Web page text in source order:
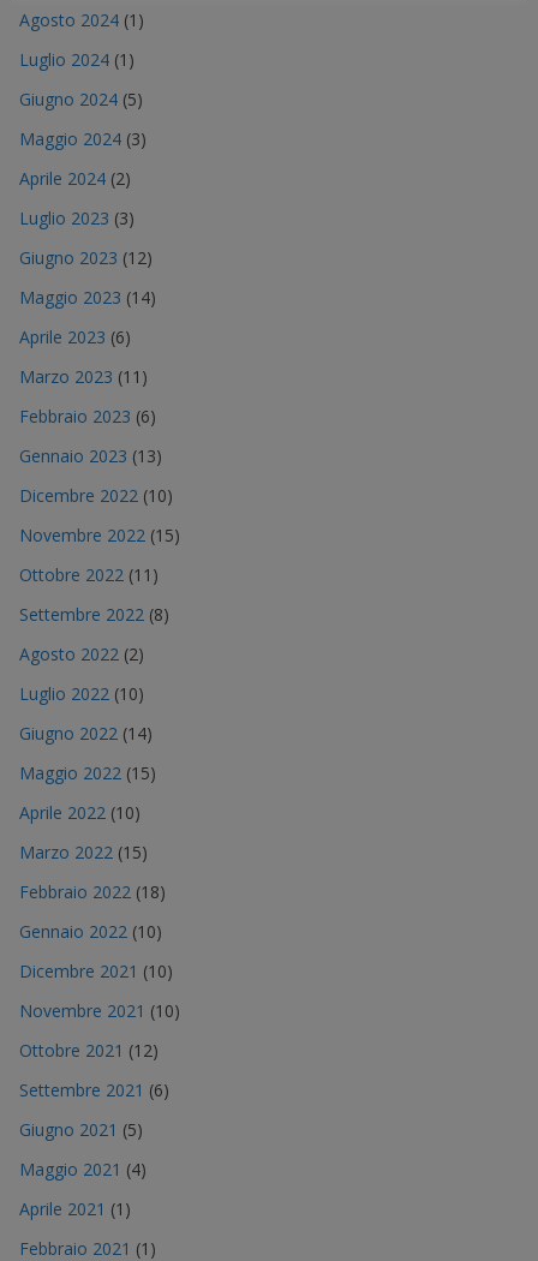
Agosto 2024 (1)
Luglio 2024 (1)
Giugno 2024 (5)
Maggio 2024 (3)
Aprile 2024 (2)
Luglio 2023 (3)
Giugno 2023 (12)
Maggio 2023 (14)
Aprile 2023 (6)
Marzo 2023 (11)
Febbraio 2023 (6)
Gennaio 2023 (13)
Dicembre 2022 (10)
Novembre 2022 (15)
Ottobre 2022 (11)
Settembre 2022 (8)
Agosto 2022 (2)
Luglio 2022 (10)
Giugno 2022 (14)
Maggio 2022 (15)
Aprile 2022 (10)
Marzo 2022 (15)
Febbraio 2022 (18)
Gennaio 2022 (10)
Dicembre 2021 (10)
Novembre 2021 (10)
Ottobre 2021 (12)
Settembre 2021 (6)
Giugno 2021 (5)
Maggio 2021 (4)
Aprile 2021 (1)
Febbraio 2021 (1)